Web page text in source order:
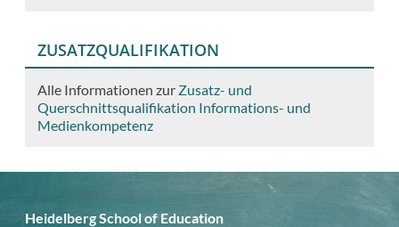
ZUSATZQUALIFIKATION
Alle Informationen zur Zusatz- und
Querschnittsqualifikation Informations- und
Medienkompetenz
Heidelberg School of Education